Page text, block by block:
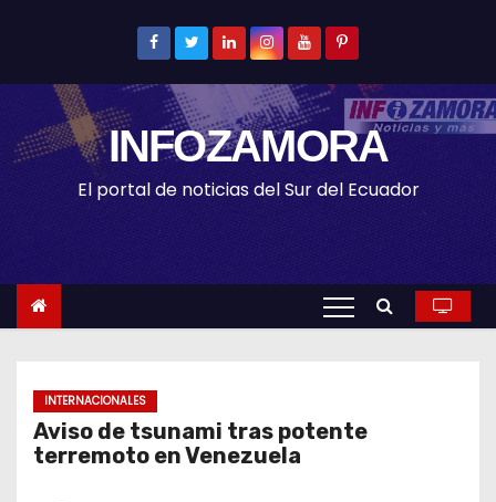
t
e
INFOZAMORA
El portal de noticias del Sur del Ecuador
INTERNACIONALES
Aviso de tsunami tras potente
terremoto en Venezuela